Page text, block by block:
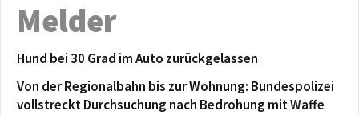
Melder
Hund bei 30 Grad im Auto zurückgelassen
Von der Regionalbahn bis zur Wohnung: Bundespolizei
vollstreckt Durchsuchung nach Bedrohung mit Waffe